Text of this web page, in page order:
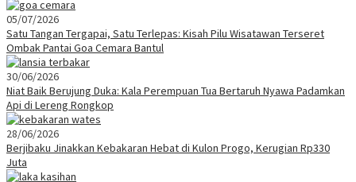
05/07/2026
Satu Tangan Tergapai, Satu Terlepas: Kisah Pilu Wisatawan Terseret
Ombak Pantai Goa Cemara Bantul
30/06/2026
Niat Baik Berujung Duka: Kala Perempuan Tua Bertaruh Nyawa Padamkan
Api di Lereng Rongkop
28/06/2026
Berjibaku Jinakkan Kebakaran Hebat di Kulon Progo, Kerugian Rp330
Juta